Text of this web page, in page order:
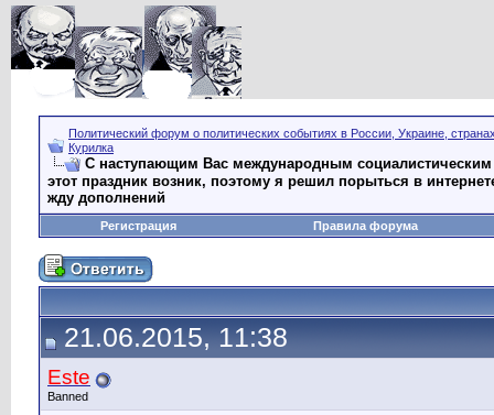
Политический форум о политических событиях в России, Украине,
Курилка
С наступающим Вас международным
этот праздник возник, поэтому я решил порыться в
жду дополнений
Регистрация Правила форума
21.06.2015, 11:38
Este
Banned